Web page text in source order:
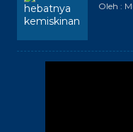
Oleh :